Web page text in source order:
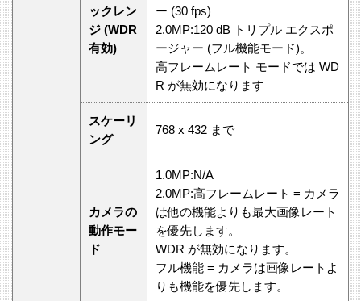
ックレン
ジ (WDR
有効)
ー (30 fps)
2.0MP:120 dB トリプル エクスポ
ージャー (フル機能モード)。
高フレームレート モードでは WD
R が無効になります
スケーリ
ング
768 x 432 まで
カメラの
動作モー
ド
1.0MP:N/A
2.0MP:高フレームレート = カメラ
は他の機能よりも最大画像レート
を優先します。
WDR が無効になります。
フル機能 = カメラは画像レートよ
りも機能を優先します。